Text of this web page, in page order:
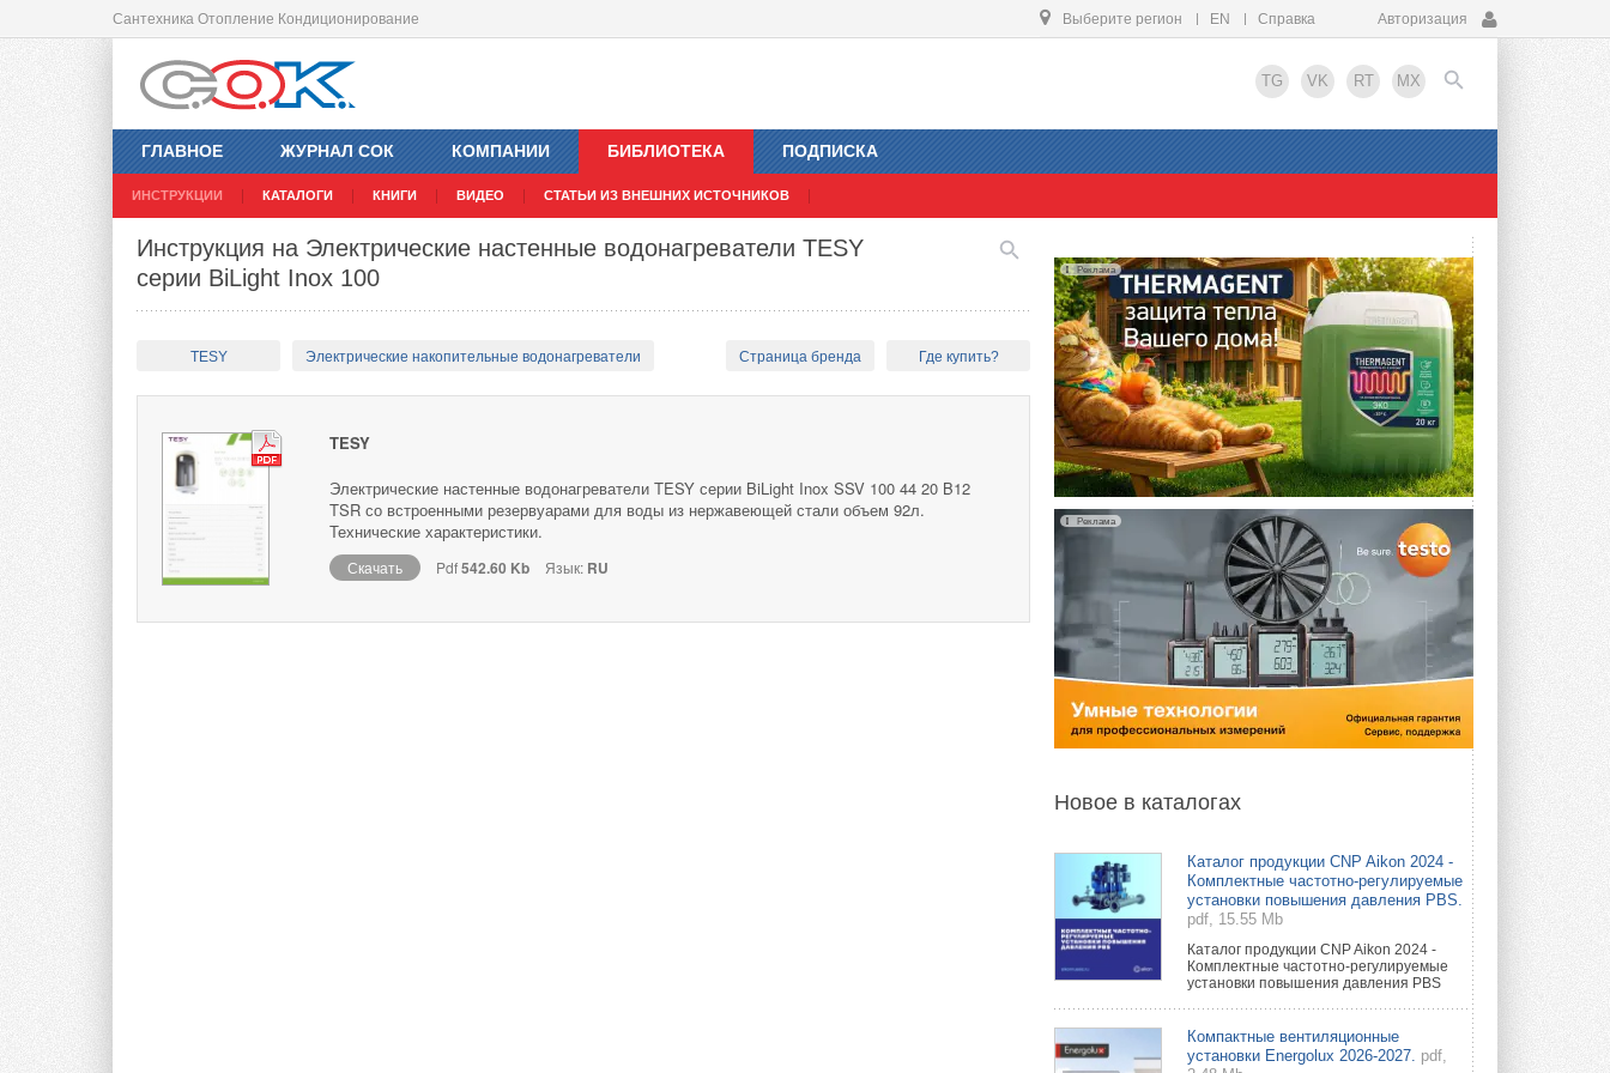
Сантехника Отопление Кондиционирование Выберите регион EN Справка Авторизация
TG VK RT MX
ГЛАВНОЕ ЖУРНАЛ СОК КОМПАНИИ БИБЛИОТЕКА
ИНСТРУКЦИИ КАТАЛОГИ КНИГИ ВИДЕО СТАТЬИ ИЗ ВНЕШНИХ ИСТОЧНИКОВ
ПОДПИСКА
EN
Инструкция на Электрические настенные водонагреватели TESY
серии BiLight Inox 100
TESY Электрические накопительные водонагреватели Страница бренда Где купить?
TESY
Электрические настенные водонагреватели TESY серии BiLight Inox SSV 100 44 20 B12
TSR со встроенными резервуарами для воды из нержавеющей стали объем 92л.
Технические характеристики.
Скачать Pdf542.60 Kb Язык: RU
Реклама
Реклама
Новое в каталогах
Каталог продукции CNP Aikon 2024 -
Комплектные частотно-регулируемые
установки повышения давления PBS.
pdf, 15.55 Mb
Каталог продукции CNP Aikon 2024 -
Комплектные частотно-регулируемые
установки повышения давления PBS
Компактные вентиляционные
установки Energolux 2026-2027. pdf,